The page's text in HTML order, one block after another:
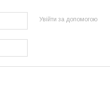
Увійти за допомогою